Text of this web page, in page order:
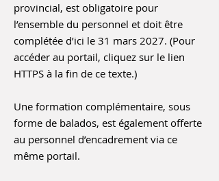
provincial, est obligatoire pour
l’ensemble du personnel et doit être
complétée d’ici le 31 mars 2027. (Pour
accéder au portail, cliquez sur le lien
HTTPS à la fin de ce texte.)
Une formation complémentaire, sous
forme de balados, est également offerte
au personnel d’encadrement via ce
même portail.